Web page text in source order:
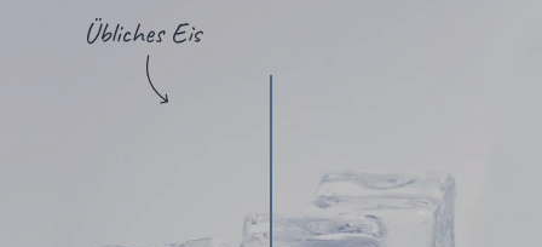
Übliches Eis